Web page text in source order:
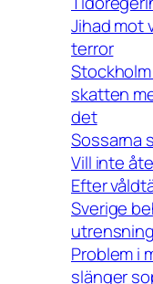
Jihad mot
terror
skatten
det
Sossarna
Vill inte
Efter
Sverige
Problem i
slänger